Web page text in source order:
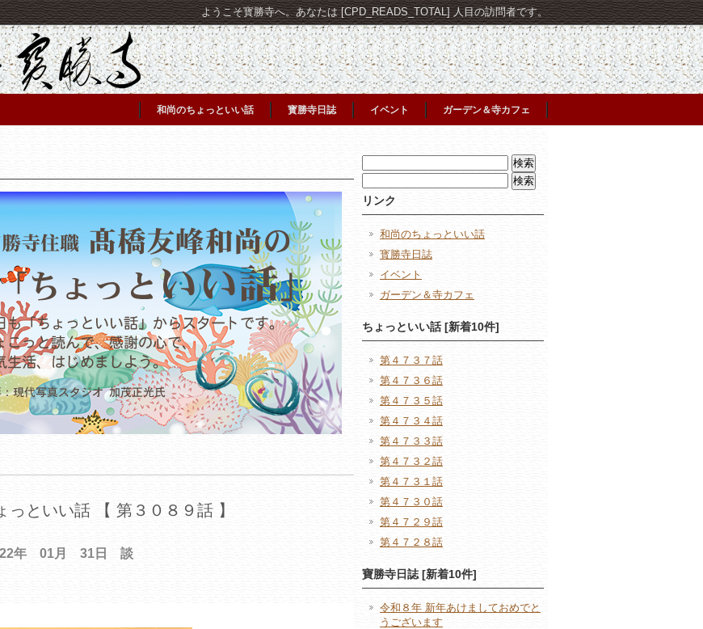
ようこそ寳勝寺へ。あなたは [CPD_READS_TOTAL] 人目の訪問者です。
和尚のちょっといい話 寳勝寺日誌 イベント ガーデン＆寺カフェ
っといい話 【 第３０８９話 】
年 01月 31日 談
索:
索:
リンク
和尚のちょっといい話
寳勝寺日誌
イベント
ガーデン＆寺カフェ
ちょっといい話 [新着10件]
第４７３７話
第４７３６話
第４７３５話
第４７３４話
第４７３３話
第４７３２話
第４７３１話
第４７３０話
第４７２９話
第４７２８話
寶勝寺日誌 [新着10件]
令和８年 新年あけましておめでと
うございます